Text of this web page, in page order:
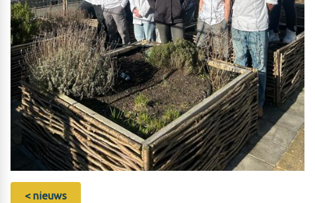
< nieuws